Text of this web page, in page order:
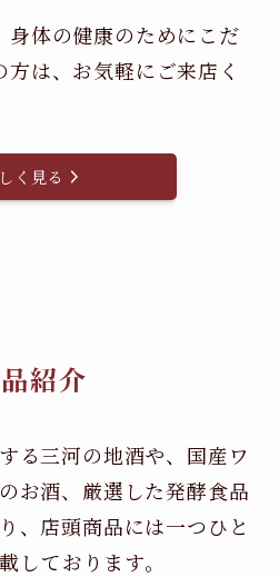
身体の健康のためにこだ
は、お気軽にご来店く
く見る
紹介
る三河の地酒や、国産ワ
お酒、 厳選した発酵食品
、店頭商品には一つひと
しております。